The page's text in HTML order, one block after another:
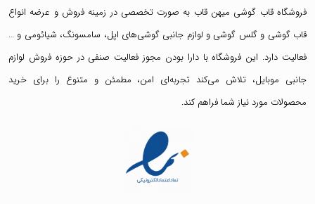
فروشگاه قاب گوشی میهن قاب به صورت تخصصی در زمینه فروش و عرضه انواع
قاب گوشی وگلس گوشی و لوازم جانبی گوشی‌های اپل، سامسونگ، شیائومی و …
فعالیت دارد. این فروشگاه با دارا بودن مجوز فعالیت صنفی در حوزه فروش لوازم
جانبی موبایل، تلاش می‌کند تجربه‌ای امن، مطمئن و متنوع را برای خرید
محصولات مورد نیاز شما فراهم کند.